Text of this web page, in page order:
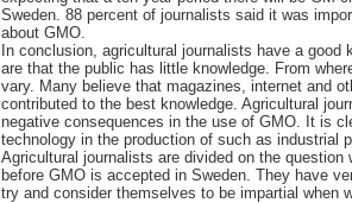
Sweden. 88 percent of journalists said it was
about GMO.
In conclusion, agricultural journalists have a good
are that the public has little knowledge. From
vary. Many believe that magazines, internet and
contributed to the best knowledge. Agricultural
negative consequences in the use of GMO. It is
technology in the production of such as industrial
Agricultural journalists are divided on the question
before GMO is accepted in Sweden. They have
try and consider themselves to be impartial when